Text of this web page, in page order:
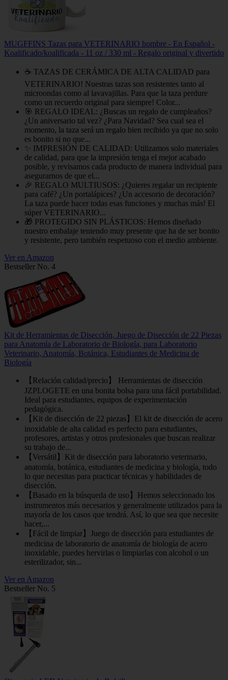
MUGFFINS Tazas para VETERINARIO hombre - En Español -
Koalificado/koalificada - 11 oz / 330 ml - Regalo original y divertido
☕ TAZAS DE CERÁMICA DE ALTA CALIDAD para
VETERINARIO! Nuestras tazas son resistentes tanto al
microondas como al lavavajillas. Para que la taza perdure
como un recuerdo original para siempre! Color...
🎯 REGALO IDEAL: ¿Buscas un regalo de cumpleaños?
¿Un aniversario tal vez? ¿Para Navidad? Sea cual sea el
momento, la taza será un regalo bien recibido ya que no solo
es bonito si no que...
✨ IMPRESIÓN DE CALIDAD: Utilizamos solo materiales
de calidad, para que la impresión tenga el mejor acabado
posible, y revisamos cada producto de manera individual para
asegurarnos de que el...
🎉 REGALO MULTIUSOS: ¿Quieres regalar un recipiente
para café? ¿Un portalápices? ¿Un accesorio de decoración?
La taza puede hacer todas esas funciones y muchas más! El
súper VETERINARIO...
🎁 PROTEGIDO SIN PLÁSTICOS: Hemos diseñado
nuestro embalaje teniendo muy presente que ha de ser bonito
y resistente, pero también respetuoso con el medio ambiente.
Ver en Amazon
Bestseller No. 4
Kit de Herramientas de Disección, Juego de Disección de 22 Piezas
para Anatomía de Laboratorio de Biología, para Laboratorio
Veterinario, Anatomía, Botánica, Estudiantes de Medicina de
Biología
【Relación calidad/precio】 Herramientas de disección
JZPLOGETE en una bonita bolsa para una fácil portabilidad.
Ideal para estudiantes, equipos de experimentación
pedagógica.
【Kit de disección de 22 piezas】El kit de disección de acero
inoxidable de alta calidad es perfecto para estudiantes,
profesores, artistas y otros profesionales que buscan realizar
su trabajo de...
【Versátil】Kit de disección para laboratorio veterinario,
anatomía, botánica, estudiantes de medicina y biología, todo
lo que necesitas para practicar técnicas y habilidades de
disección.
【Basado en la búsqueda de uso】Hemos seleccionado los
instrumentos más necesarios y generalmente utilizados para la
mayoría de los casos que tendrá. Así, lo que sea que necesite
hacer,...
【Fácil de limpiar】Juego de disección para estudiantes de
medicina de laboratorio de anatomía de biología de acero
inoxidable, puedes hervirlas o limpiarlas con alcohol o un
esterilizador, sin...
Ver en Amazon
Bestseller No. 5